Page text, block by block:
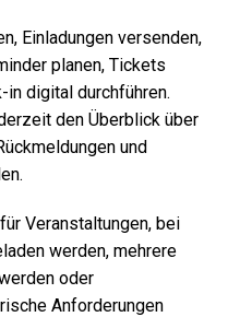
Einladungen versenden,
planen, Tickets
digital durchführen.
den Überblick über
und
Veranstaltungen, bei
werden, mehrere
oder
Anforderungen